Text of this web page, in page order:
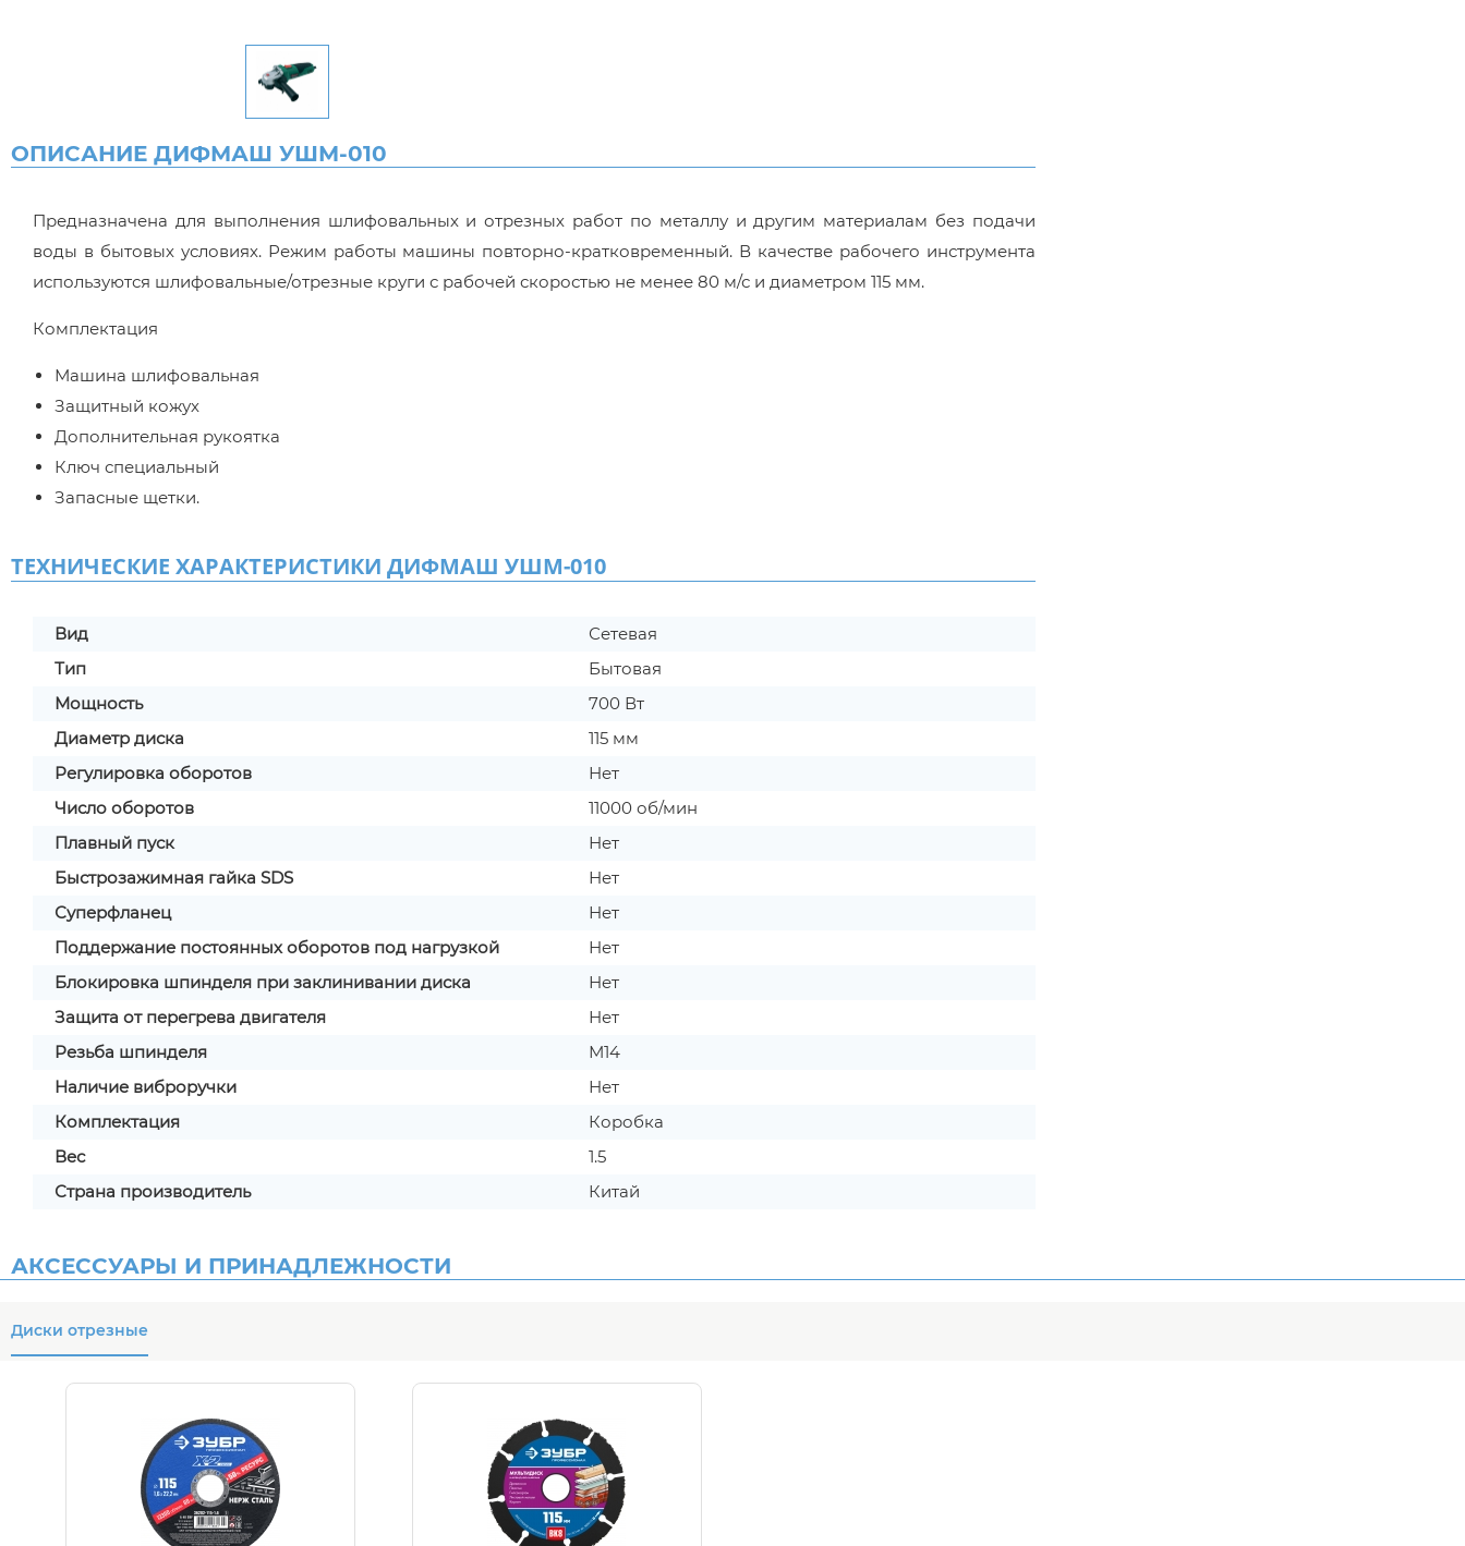
ОПИСАНИЕ ДИФМАШ УШМ-010
Предназначена для выполнения шлифовальных и отрезных работ по металлу и другим материалам без подачи
воды в бытовых условиях. Режим работы машины повторно-кратковременный. В качестве рабочего инструмента
используются шлифовальные/отрезные круги с рабочей скоростью не менее 80 м/с и диаметром 115 мм.
Комплектация
Машина шлифовальная
Защитный кожух
Дополнительная рукоятка
Ключ специальный
Запасные щетки.
ТЕХНИЧЕСКИЕ ХАРАКТЕРИСТИКИ ДИФМАШ УШМ-010
Вид
Сетевая
Тип
Бытовая
Мощность
700 Вт
Диаметр диска
115 мм
Регулировка оборотов
Нет
Число оборотов
11000 об/мин
Плавный пуск
Нет
Быстрозажимная гайка SDS
Нет
Суперфланец
Нет
Поддержание постоянных оборотов под нагрузкой
Нет
Блокировка шпинделя при заклинивании диска
Нет
Защита от перегрева двигателя
Нет
Резьба шпинделя
М14
Наличие виброручки
Нет
Комплектация
Коробка
Вес
1.5
Страна производитель
Китай
АКСЕССУАРЫ И ПРИНАДЛЕЖНОСТИ
Диски отрезные